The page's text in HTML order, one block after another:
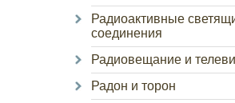
Радиоактивные
соединения
Радиовещание и
Радон и торон